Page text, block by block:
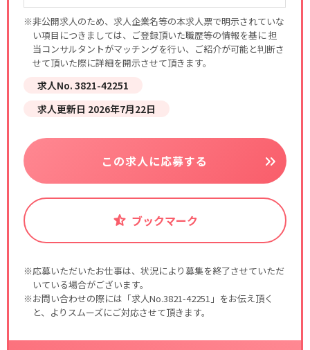
※非公開求人のため、求人企業名等の本求人票で明示されていな
い項目につきましては、ご登録頂いた職歴等の情報を基に 担
当コンサルタントがマッチングを行い、ご紹介が可能と判断さ
せて頂いた際に詳細を開示させて頂きます。
求人No. 3821-42251
求人更新日 2026年7月22日
この求人に応募する
ブックマーク
※応募いただいたお仕事は、状況により募集を終了させていただ
いている場合がございます。
※お問い合わせの際には「求人No.3821-42251」をお伝え頂く
と、よりスムーズにご対応させて頂きます。